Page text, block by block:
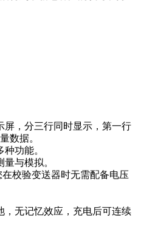
屏，分三行同时显示，第一行
数据。
功能。
与模拟。
校验变送器时无需配备电压
，无记忆效应，充电后可连续